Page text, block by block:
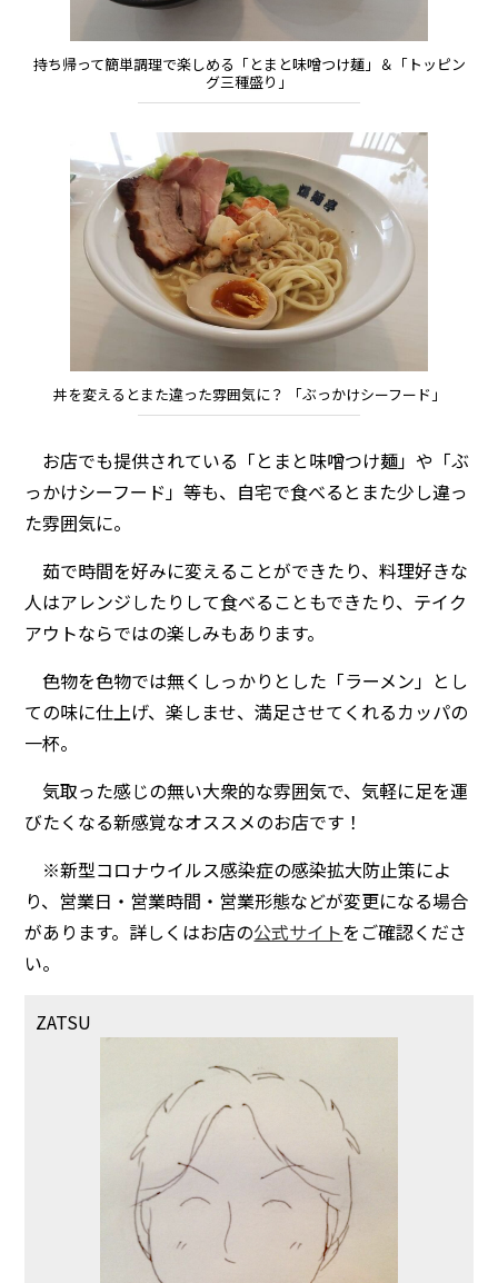
持ち帰って簡単調理で楽しめる「とまと味噌つけ麺」＆「トッピン
グ三種盛り」
丼を変えるとまた違った雰囲気に？ 「ぶっかけシーフード」
お店でも提供されている「とまと味噌つけ麺」や「ぶ
っかけシーフード」等も、自宅で食べるとまた少し違っ
た雰囲気に。
茹で時間を好みに変えることができたり、料理好きな
人はアレンジしたりして食べることもできたり、テイク
アウトならではの楽しみもあります。
色物を色物では無くしっかりとした「ラーメン」とし
ての味に仕上げ、楽しませ、満足させてくれるカッパの
一杯。
気取った感じの無い大衆的な雰囲気で、気軽に足を運
びたくなる新感覚なオススメのお店です！
※新型コロナウイルス感染症の感染拡大防止策によ
り、営業日・営業時間・営業形態などが変更になる場合
があります。詳しくはお店の公式サイトをご確認くださ
い。
ZATSU